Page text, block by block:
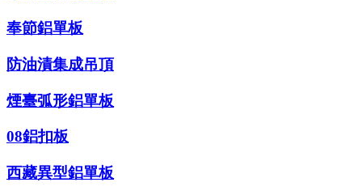
奉節鋁單板
防油漬集成吊頂
煙臺弧形鋁單板
08鋁扣板
西藏異型鋁單板